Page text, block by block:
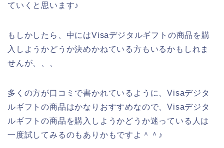
ていくと思います♪
もしかしたら、中にはVisaデジタルギフトの商品を購
入しようかどうか決めかねている方もいるかもしれま
せんが、、、
多くの方が口コミで書かれているように、Visaデジタ
ルギフトの商品はかなりおすすめなので、Visaデジタ
ルギフトの商品を購入しようかどうか迷っている人は
一度試してみるのもありかもですよ＾＾♪